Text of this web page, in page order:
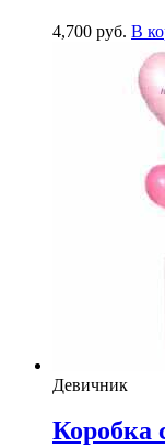
4,700 руб. В
Девичник